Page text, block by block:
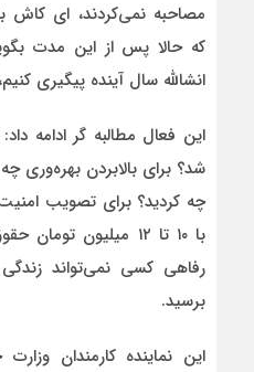
مصاحبه نمی‌کردند، ای کاش
که حالا پس از این مدت
انشالله سال آینده پیگیری
این فعال مطالبه گر ادامه
شد؟ برای بالابردن بهره‌وری
چه کردید؟ برای تصویب
رفاهی کسی نمی‌تواند زندگی
برسید.
این نماینده کارمندان